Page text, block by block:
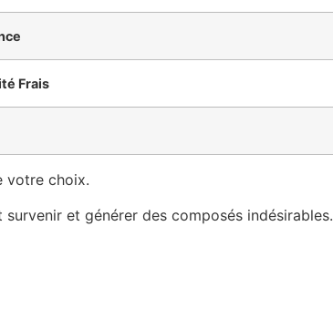
Frais
votre choix.
et générer des composés indésirables.